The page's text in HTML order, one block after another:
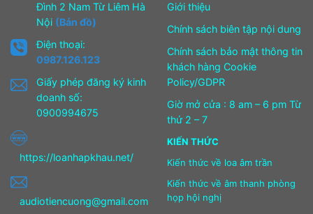
Đình 2 Nam Từ Liêm Hà
Nội (Bản đồ)
Điện thoại:
0987.126.123
Giấy phép đăng ký kinh
doanh số:
0900994675
https://loanhapkhau.net/
audiotiencuong@gmail.com
Giới thiệu
Chính sách biên tập nội dung
Chính sách bảo mật thông tin
khách hàng Cookie
Policy/GDPR
Giờ mở cửa : 8 am – 6 pm Từ
thứ 2 – 7
KIẾN THỨC
Kiến thức về loa âm trần
Kiến thức về âm thanh phòng
họp hội nghị